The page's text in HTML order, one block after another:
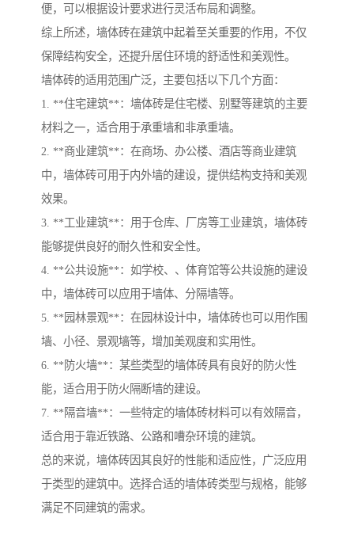
便，可以根据设计要求进行灵活布局和调整。
综上所述，墙体砖在建筑中起着至关重要的作用，不仅
保障结构安全，还提升居住环境的舒适性和美观性。
墙体砖的适用范围广泛，主要包括以下几个方面：
1. **住宅建筑**：墙体砖是住宅楼、别墅等建筑的主要
材料之一，适合用于承重墙和非承重墙。
2. **商业建筑**：在商场、办公楼、酒店等商业建筑
中，墙体砖可用于内外墙的建设，提供结构支持和美观
效果。
3. **工业建筑**：用于仓库、厂房等工业建筑，墙体砖
能够提供良好的耐久性和安全性。
4. **公共设施**：如学校、、体育馆等公共设施的建设
中，墙体砖可以应用于墙体、分隔墙等。
5. **园林景观**：在园林设计中，墙体砖也可以用作围
墙、小径、景观墙等，增加美观度和实用性。
6. **防火墙**：某些类型的墙体砖具有良好的防火性
能，适合用于防火隔断墙的建设。
7. **隔音墙**：一些特定的墙体砖材料可以有效隔音，
适合用于靠近铁路、公路和嘈杂环境的建筑。
总的来说，墙体砖因其良好的性能和适应性，广泛应用
于类型的建筑中。选择合适的墙体砖类型与规格，能够
满足不同建筑的需求。